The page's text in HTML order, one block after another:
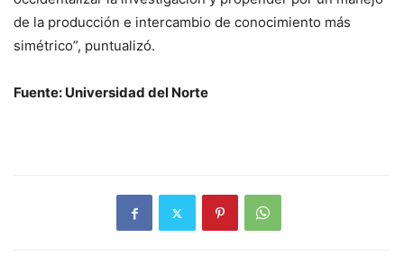
de la producción e intercambio de conocimiento más
simétrico”, puntualizó.
Fuente: Universidad del Norte